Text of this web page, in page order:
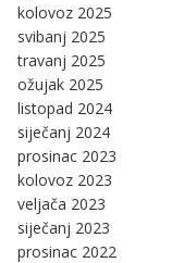
kolovoz 2025
svibanj 2025
travanj 2025
ožujak 2025
listopad 2024
siječanj 2024
prosinac 2023
kolovoz 2023
veljača 2023
siječanj 2023
prosinac 2022